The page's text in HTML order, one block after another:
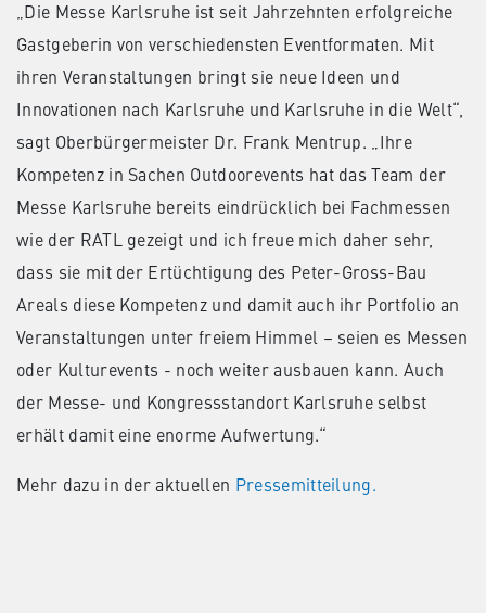
„Die Messe Karlsruhe ist seit Jahrzehnten erfolgreiche
Gastgeberin von verschiedensten Eventformaten. Mit
ihren Veranstaltungen bringt sie neue Ideen und
Innovationen nach Karlsruhe und Karlsruhe in die Welt“,
sagt Oberbürgermeister Dr. Frank Mentrup. „Ihre
Kompetenz in Sachen Outdoorevents hat das Team der
Messe Karlsruhe bereits eindrücklich bei Fachmessen
wie der RATL gezeigt und ich freue mich daher sehr,
dass sie mit der Ertüchtigung des Peter-Gross-Bau
Areals diese Kompetenz und damit auch ihr Portfolio an
Veranstaltungen unter freiem Himmel – seien es Messen
oder Kulturevents - noch weiter ausbauen kann. Auch
der Messe- und Kongressstandort Karlsruhe selbst
erhält damit eine enorme Aufwertung.“
Mehr dazu in der aktuellen Pressemitteilung.